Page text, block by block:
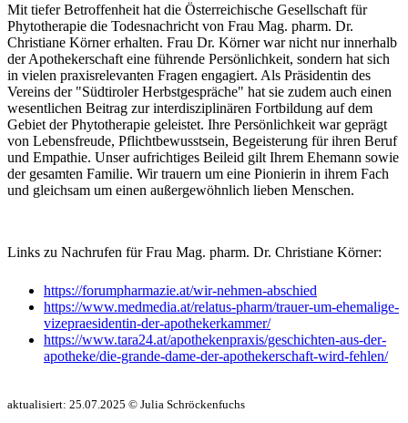
Mit tiefer Betroffenheit hat die Österreichische Gesellschaft für
Phytotherapie die Todesnachricht von Frau Mag. pharm. Dr.
Christiane Körner erhalten. Frau Dr. Körner war nicht nur innerhalb
der Apothekerschaft eine führende Persönlichkeit, sondern hat sich
in vielen praxisrelevanten Fragen engagiert. Als Präsidentin des
Vereins der "Südtiroler Herbstgespräche" hat sie zudem auch einen
wesentlichen Beitrag zur interdisziplinären Fortbildung auf dem
Gebiet der Phytotherapie geleistet. Ihre Persönlichkeit war geprägt
von Lebensfreude, Pflichtbewusstsein, Begeisterung für ihren Beruf
und Empathie. Unser aufrichtiges Beileid gilt Ihrem Ehemann sowie
der gesamten Familie. Wir trauern um eine Pionierin in ihrem Fach
und gleichsam um einen außergewöhnlich lieben Menschen.
Links zu Nachrufen für Frau Mag. pharm. Dr. Christiane Körner:
https://forumpharmazie.at/wir-nehmen-abschied
https://www.medmedia.at/relatus-pharm/trauer-um-ehemalige-
vizepraesidentin-der-apothekerkammer/
https://www.tara24.at/apothekenpraxis/geschichten-aus-der-
apotheke/die-grande-dame-der-apothekerschaft-wird-fehlen/
aktualisiert: 25.07.2025 © Julia Schröckenfuchs